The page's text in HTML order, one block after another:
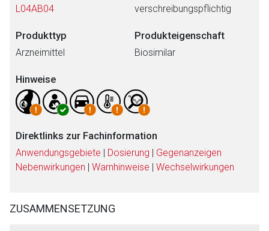
L04AB04 verschreibungspflichtig
Produkttyp
Arzneimittel
Produkteigenschaft
Biosimilar
Hinweise
Direktlinks zur Fachinformation
Anwendungsgebiete | Dosierung | Gegenanzeigen
Nebenwirkungen | Warnhinweise | Wechselwirkungen
ZUSAMMENSETZUNG